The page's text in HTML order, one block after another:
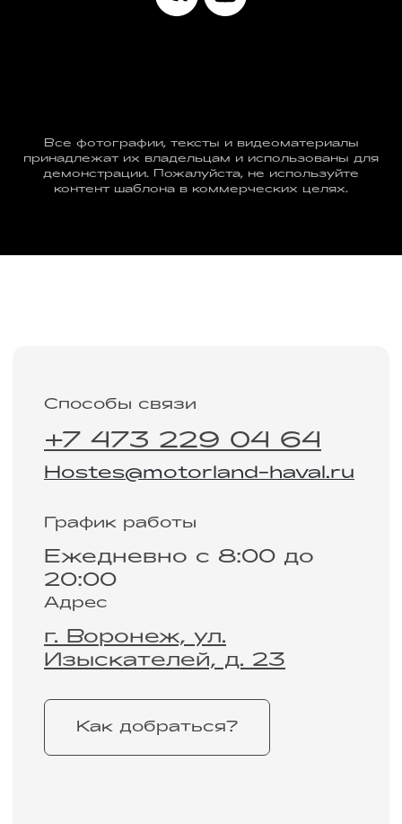
Все фотографии, тексты и видеоматериалы
принадлежат их владельцам и использованы для
демонстрации. Пожалуйста, не используйте
контент шаблона в коммерческих целях.